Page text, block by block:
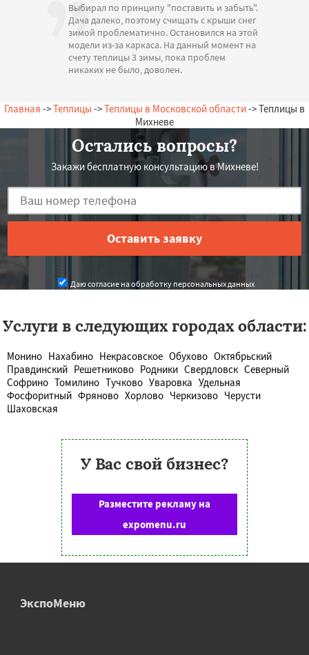
Выбирал по принципу "поставить и забыть".
Дача далеко, поэтому счищать с крыши снег
зимой проблематично. Остановился на этой
модели из-за каркаса. На данный момент на
счету теплицы 3 зимы, пока проблем
никаких не было, доволен.
Главная ->Теплицы ->Теплицы в Московской области-> Теплицы в
Михневе
Остались вопросы?
Закажи бесплатную консультацию в Михневе!
Даю согласие на обработку персональных данных
Услуги в следующих городах области:
Монино Нахабино Некрасовское Обухово Октябрьский
Правдинский Решетниково Родники Свердловск Северный
Софрино Томилино Тучково Уваровка Удельная
Фосфоритный Фряново Хорлово Черкизово Черусти
Шаховская
У Вас свой бизнес?
Разместите рекламу на
expomenu.ru
ЭкспоМеню